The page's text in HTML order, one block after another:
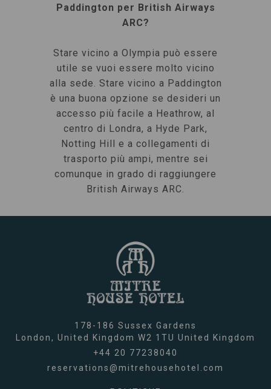
Paddington per British Airways
ARC?
Stare vicino a Olympia può essere
utile se vuoi essere molto vicino
alla sede. Stare vicino a Paddington
è una buona opzione se desideri un
accesso più facile a Heathrow, al
centro di Londra, a Hyde Park,
Notting Hill e a collegamenti di
trasporto più ampi, mentre sei
comunque in grado di raggiungere
British Airways ARC.
178-186 Sussex Gardens
London, United Kingdom W2 1TU United Kingdom
+44 20 77238040
reservations@mitrehousehotel.com